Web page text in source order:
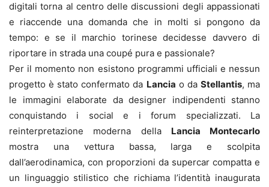
digitali torna al centro delle discussioni degli appassionati
e riaccende una domanda che in molti si pongono da
tempo: e se il marchio torinese decidesse davvero di
riportare in strada una coupé pura e passionale?
Per il momento non esistono programmi ufficiali e nessun
progetto è stato confermato da Lancia o da Stellantis, ma
le immagini elaborate da designer indipendenti stanno
conquistando i social e i forum specializzati. La
reinterpretazione moderna della Lancia Montecarlo
mostra una vettura bassa, larga e scolpita
dall’aerodinamica, con proporzioni da supercar compatta e
un linguaggio stilistico che richiama l’identità inaugurata